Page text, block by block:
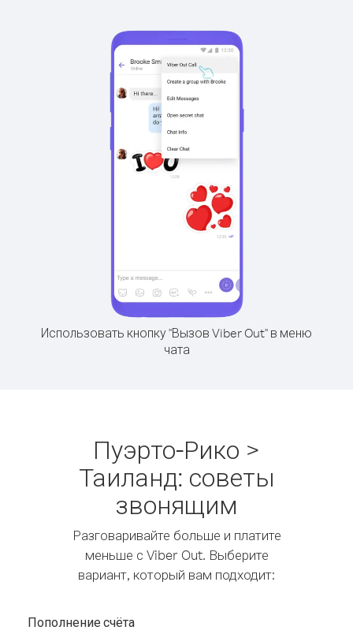
Использовать кнопку "Вызов Viber Out" в меню
чата
Пуэрто-Рико >
Таиланд: советы
звонящим
Разговаривайте больше и платите
меньше с Viber Out. Выберите
вариант, который вам подходит:
Пополнение счёта